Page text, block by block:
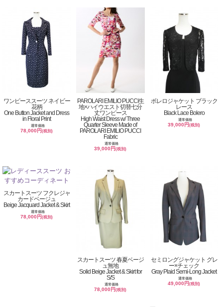
ワンピーススーツ ネイビー
花柄
One Button Jacket and Dress
in Floral Print
通常価格
78,000円(税別)
PAROLARI EMILIO PUCCI生
地×ハイウエスト切替七分
丈ワンピース
High Waist Dress w/ Three
Quarter Sleeve Made of
PAROLARI EMILIO PUCCI
Fabric
通常価格
39,000円(税別)
ボレロジャケット ブラック
レース
Black Lace Bolero
通常価格
39,000円(税別)
スカートスーツ フクレジャ
カードベージュ
Beige Jacquard Jacket & Skirt
通常価格
78,000円(税別)
スカートスーツ 春夏ベージ
ュ無地
Solid Beige Jacket & Skirt for
S/S
通常価格
78,000円(税別)
セミロングジャケット グレ
ー×チェック
Gray Plaid Semi-Long Jacket
通常価格
49,000円(税別)